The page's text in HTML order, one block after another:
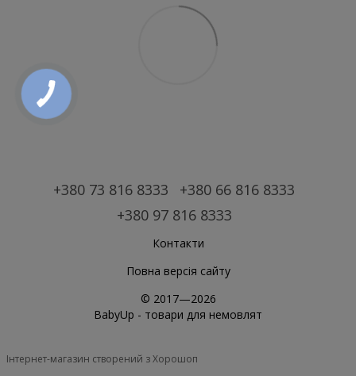
+380 73 816 8333
+380 66 816 8333
+380 97 816 8333
Контакти
Повна версія сайту
© 2017—2026
BabyUp - товари для немовлят
Інтернет-магазин створений з Хорошоп